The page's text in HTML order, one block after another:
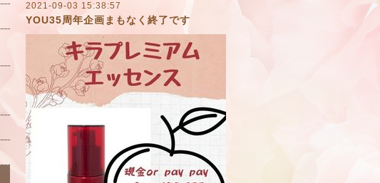
2021-09-03 15:38:57
YOU35周年企画まもなく終了です